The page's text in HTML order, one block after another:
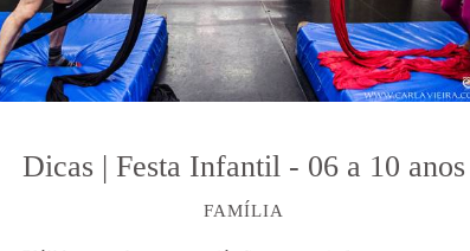
Dicas | Festa Infantil - 06 a 10 anos
FAMÍLIA